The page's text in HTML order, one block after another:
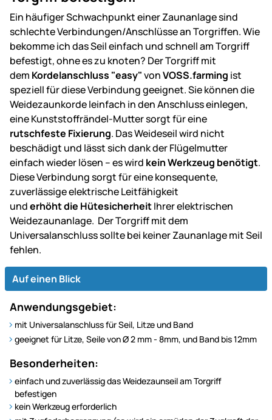
Ein häufiger Schwachpunkt einer Zaunanlage sind
schlechte Verbindungen/Anschlüsse an Torgriffen. Wie
bekomme ich das Seil einfach und schnell am Torgriff
befestigt, ohne es zu knoten? Der Torgriff mit
dem Kordelanschluss "easy"vonVOSS.farming ist
speziell für diese Verbindung geeignet. Sie können die
Weidezaunkorde leinfach in den Anschluss einlegen,
eine Kunststoffrändel-Mutter sorgt für eine
rutschfeste Fixierung. Das Weideseil wird nicht
beschädigt und lässt sich dank der Flügelmutter
einfach wieder lösen – es wird kein Werkzeug benötigt.
Diese Verbindung sorgt für eine konsequente,
zuverlässige elektrische Leitfähigkeit
underhöht die HütesicherheitIhrer elektrischen
Weidezaunanlage. Der Torgriff mit dem
Universalanschluss sollte bei keiner Zaunanlage mit Seil
fehlen.
Auf einen Blick
Anwendungsgebiet:
mit Universalanschluss für Seil, Litze und Band
geeignet für Litze, Seile von Ø 2 mm - 8mm, und Band bis 12mm
Besonderheiten:
einfach und zuverlässig das Weidezaunseil am Torgriff
befestigen
kein Werkzeug erforderlich